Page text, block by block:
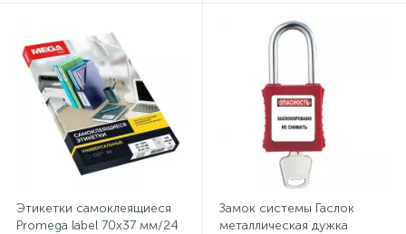
Этикетки самоклеящиеся
Promega label 70х37 мм/24
Замок системы Гаслок
металлическая дужка
Флаги
Фурнитура и комплектующие
Фурнитура к дверям
Цветочницы